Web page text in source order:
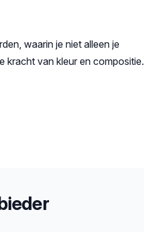
waarin je niet alleen je
kracht van kleur en compositie.